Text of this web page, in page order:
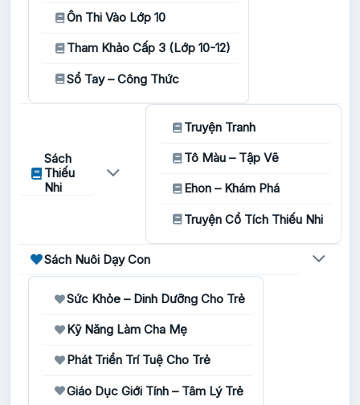
Ôn Thi Vào Lớp 10
Tham Khảo Cấp 3 (Lớp 10-12)
Sổ Tay – Công Thức
Sách
Thiếu
Nhi
Truyện Tranh
Tô Màu – Tập Vẽ
Ehon – Khám Phá
Truyện Cổ Tích Thiếu Nhi
Sách Nuôi Dạy Con
Sức Khỏe – Dinh Dưỡng Cho Trẻ
Kỹ Năng Làm Cha Mẹ
Phát Triển Trí Tuệ Cho Trẻ
Giáo Dục Giới Tính – Tâm Lý Trẻ